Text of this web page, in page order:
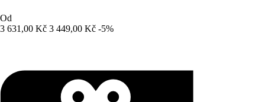
Od
3 631,00 Kč 3 449,00 Kč -5%